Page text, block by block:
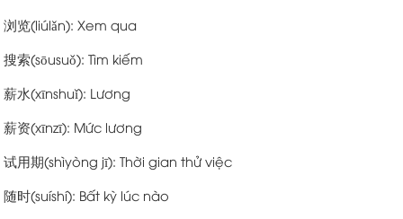
浏览(liúlǎn): Xem qua
搜索(sōusuǒ): Tìm kiếm
薪水(xīnshuǐ): Lương
薪资(xīnzī): Mức lương
试用期(shìyòng jī): Thời gian thử việc
随时(suíshí): Bất kỳ lúc nào